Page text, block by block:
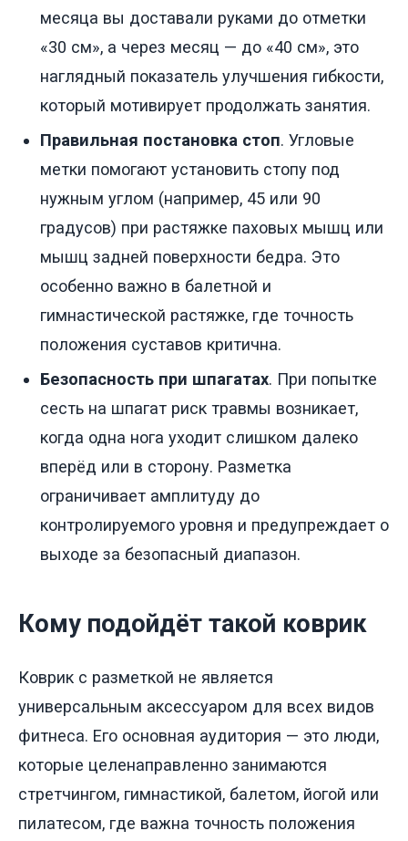
месяца вы доставали руками до отметки
«30 см», а через месяц — до «40 см», это
наглядный показатель улучшения гибкости,
который мотивирует продолжать занятия.
Правильная постановка стоп. Угловые
метки помогают установить стопу под
нужным углом (например, 45 или 90
градусов) при растяжке паховых мышц или
мышц задней поверхности бедра. Это
особенно важно в балетной и
гимнастической растяжке, где точность
положения суставов критична.
Безопасность при шпагатах. При попытке
сесть на шпагат риск травмы возникает,
когда одна нога уходит слишком далеко
вперёд или в сторону. Разметка
ограничивает амплитуду до
контролируемого уровня и предупреждает о
выходе за безопасный диапазон.
Кому подойдёт такой коврик
Коврик с разметкой не является
универсальным аксессуаром для всех видов
фитнеса. Его основная аудитория — это люди,
которые целенаправленно занимаются
стретчингом, гимнастикой, балетом, йогой или
пилатесом, где важна точность положения